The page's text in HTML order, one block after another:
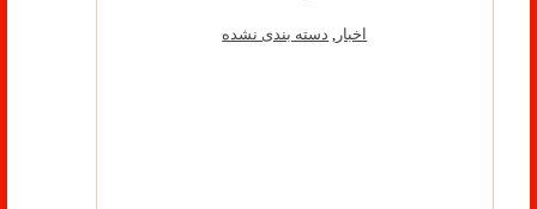
اخبار دسته بندی نشده